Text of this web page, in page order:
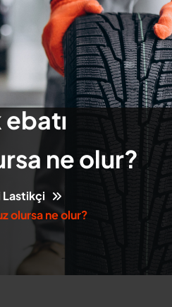
ne olur?
Lastikçi
olursa ne olur?